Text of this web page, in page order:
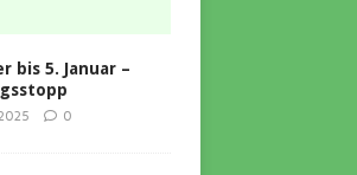
bis 5. Januar –
0